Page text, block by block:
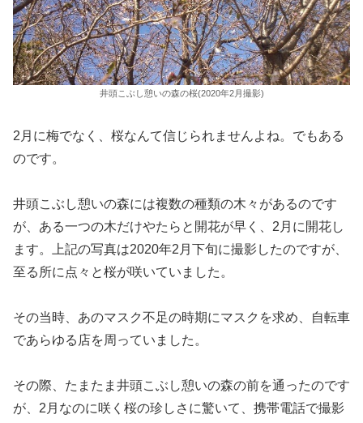
井頭こぶし憩いの森の桜(2020年2月撮影)
2月に梅でなく、桜なんて信じられませんよね。でもある
のです。
井頭こぶし憩いの森には複数の種類の木々があるのです
が、ある一つの木だけやたらと開花が早く、2月に開花し
ます。上記の写真は2020年2月下旬に撮影したのですが、
至る所に点々と桜が咲いていました。
その当時、あのマスク不足の時期にマスクを求め、自転車
であらゆる店を周っていました。
その際、たまたま井頭こぶし憩いの森の前を通ったのです
が、2月なのに咲く桜の珍しさに驚いて、携帯電話で撮影